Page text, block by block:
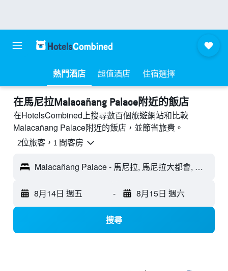
熱門酒店 超值酒店 住宿選擇
​在馬尼拉Malacañang Palace附近​的飯店
在HotelsCombined上搜尋數百個旅遊網站和比較
Malacañang Palace附近的飯店，並節省旅費。
2位旅客，1 間客房
Malacañang Palace - 馬尼拉, 馬尼拉大都會, 菲律賓
8月14日 週五 - 8月15日 週六
搜尋